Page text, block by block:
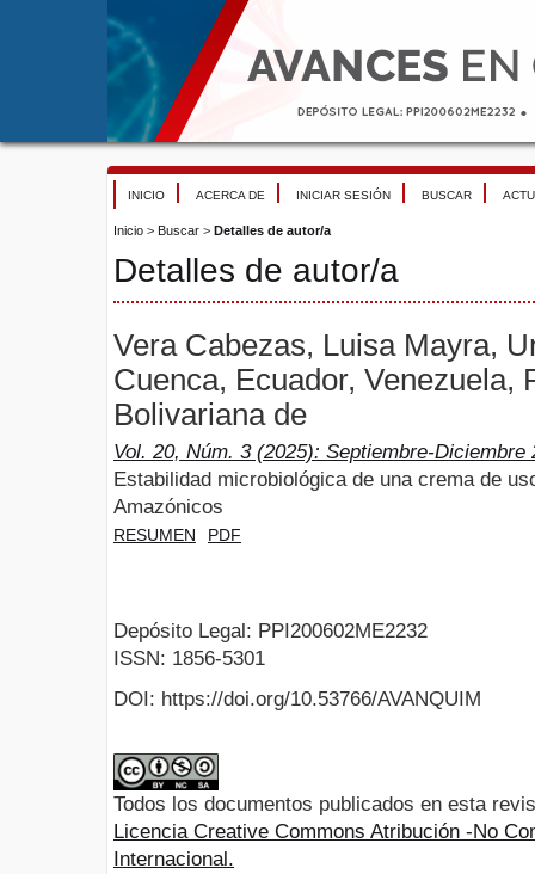
INICIO ACERCA DE INICIAR SESIÓN BUSCAR
Inicio > Buscar > Detalles de autor/a
Detalles de autor/a
Vera Cabezas, Luisa Mayra,
Cuenca, Ecuador, Venezuela,
Bolivariana de
Vol. 20, Núm. 3 (2025): Septiembre-Diciembre
Estabilidad microbiológica de una crema de
Amazónicos
RESUMEN PDF
Depósito Legal: PPI200602ME2232
ISSN: 1856-5301
DOI: https://doi.org/10.53766/AVANQUIM
Todos los documentos publicados en esta
Licencia Creative Commons Atribución -No
Internacional.